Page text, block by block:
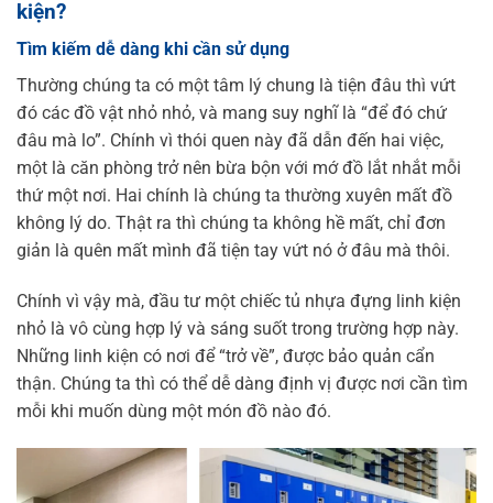
kiện?
Tìm kiếm dễ dàng khi cần sử dụng
Thường chúng ta có một tâm lý chung là tiện đâu thì vứt
đó các đồ vật nhỏ nhỏ, và mang suy nghĩ là “để đó chứ
đâu mà lo”. Chính vì thói quen này đã dẫn đến hai việc,
một là căn phòng trở nên bừa bộn với mớ đồ lắt nhắt mỗi
thứ một nơi. Hai chính là chúng ta thường xuyên mất đồ
không lý do. Thật ra thì chúng ta không hề mất, chỉ đơn
giản là quên mất mình đã tiện tay vứt nó ở đâu mà thôi.
Chính vì vậy mà, đầu tư một chiếc tủ nhựa đựng linh kiện
nhỏ là vô cùng hợp lý và sáng suốt trong trường hợp này.
Những linh kiện có nơi để “trở về”, được bảo quản cẩn
thận. Chúng ta thì có thể dễ dàng định vị được nơi cần tìm
mỗi khi muốn dùng một món đồ nào đó.